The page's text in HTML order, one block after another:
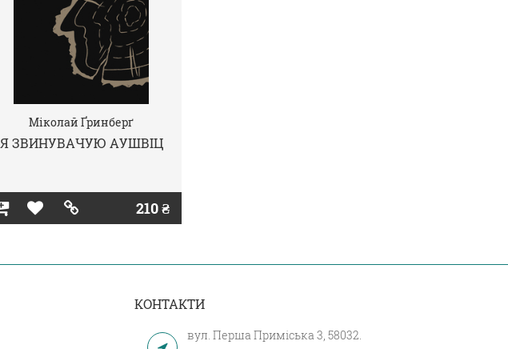
Міколай Ґринберґ
Я ЗВИНУВАЧУЮ АУШВІЦ
210 ₴
КОНТАКТИ
вул. Перша Приміська 3, 58032.